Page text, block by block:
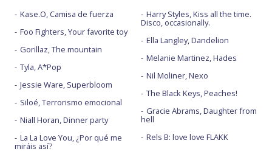
Kase.O, Camisa de fuerza
Foo Fighters, Your favorite toy
Gorillaz, The mountain
Tyla, A*Pop
Jessie Ware, Superbloom
Siloé, Terrorismo emocional
Niall Horan, Dinner party
La La Love You, ¿Por qué me
miráis así?
Harry Styles, Kiss all the time.
Disco, occasionally.
Ella Langley, Dandelion
Melanie Martinez, Hades
Nil Moliner, Nexo
The Black Keys, Peaches!
Gracie Abrams, Daughter from
hell
Rels B: love love FLAKK